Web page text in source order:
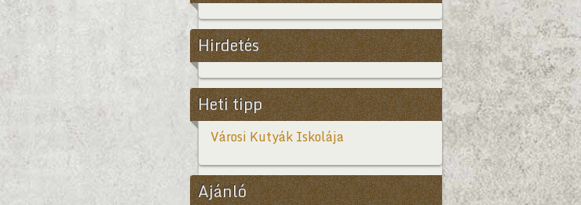
Hirdetés
Heti tipp
Városi Kutyák Iskolája
Ajánló